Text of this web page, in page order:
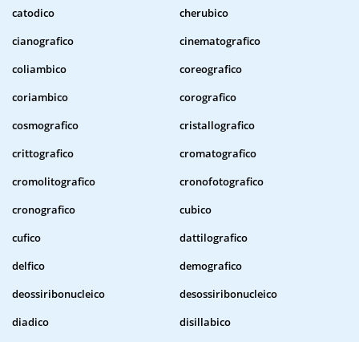
catodico
cherubico
cianografico
cinematografico
coliambico
coreografico
coriambico
corografico
cosmografico
cristallografico
crittografico
cromatografico
cromolitografico
cronofotografico
cronografico
cubico
cufico
dattilografico
delfico
demografico
deossiribonucleico
desossiribonucleico
diadico
disillabico